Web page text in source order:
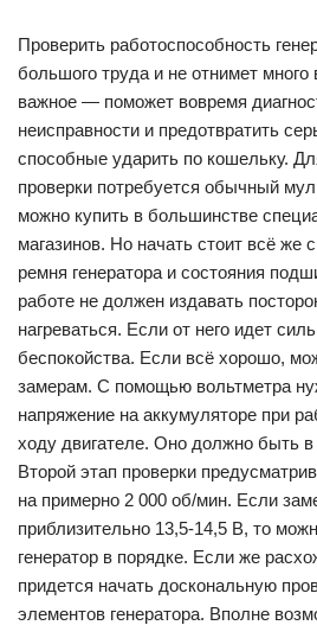
Проверить работоспособность
большого труда и не отнимет
важное — поможет вовремя
неисправности и предотвратить
способные ударить по кошельку.
проверки потребуется обычный
можно купить в большинстве
магазинов. Но начать стоит всё же
ремня генератора и состояния
работе не должен издавать
нагреваться. Если от него идет
беспокойства. Если всё хорошо,
замерам. С помощью вольтметра
напряжение на аккумуляторе при
ходу двигателе. Оно должно быть
Второй этап проверки
на примерно 2 000 об/мин. Если
приблизительно 13,5-14,5 В, то
генератор в порядке. Если же
придется начать доскональную
элементов генератора. Вполне